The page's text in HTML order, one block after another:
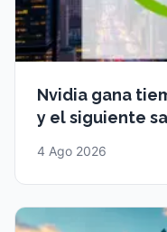
Nvidia gana
y el siguiente
4 Ago 2026